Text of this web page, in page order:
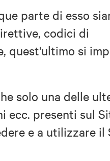
parte di esso
codici di
quest'ultimo si
solo una delle
ecc. presenti sul
e a utilizzare il